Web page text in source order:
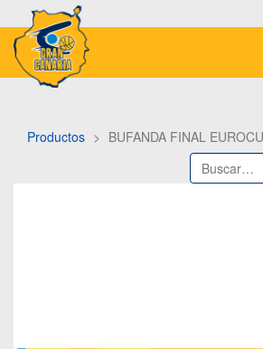
Productos BUFANDA FINAL